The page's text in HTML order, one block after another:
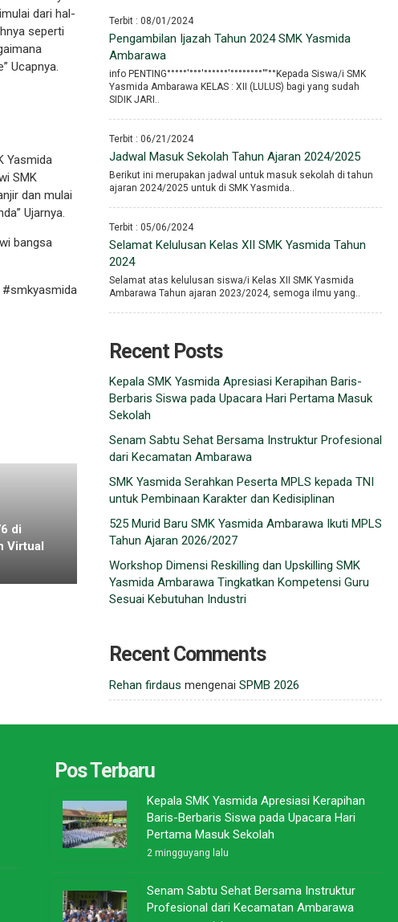
dari hal-
seperti
Ucapnya.
Yasmida
SMK
dan mulai
Ujarnya.
bangsa
di
Virtual
Terbit : 08/01/2024
Pengambilan Ijazah Tahun 2024 SMK Yasmida
Ambarawa
info PENTING°°°°°′°°°′°°°°°°′°°°°°°°°′′′°°Kepada Siswa/i SMK
Yasmida Ambarawa KELAS : XII (LULUS) bagi yang sudah
SIDIK JARI..
Terbit : 06/21/2024
Jadwal Masuk Sekolah Tahun Ajaran 2024/2025
Berikut ini merupakan jadwal untuk masuk sekolah di tahun
ajaran 2024/2025 untuk di SMK Yasmida..
Terbit : 05/06/2024
Selamat Kelulusan Kelas XII SMK Yasmida Tahun
2024
Selamat atas kelulusan siswa/i Kelas XII SMK Yasmida
Ambarawa Tahun ajaran 2023/2024, semoga ilmu yang..
Recent Posts
Kepala SMK Yasmida Apresiasi Kerapihan Baris-
Berbaris Siswa pada Upacara Hari Pertama Masuk
Sekolah
Senam Sabtu Sehat Bersama Instruktur Profesional
dari Kecamatan Ambarawa
SMK Yasmida Serahkan Peserta MPLS kepada TNI
untuk Pembinaan Karakter dan Kedisiplinan
525 Murid Baru SMK Yasmida Ambarawa Ikuti MPLS
Tahun Ajaran 2026/2027
Workshop Dimensi Reskilling dan Upskilling SMK
Yasmida Ambarawa Tingkatkan Kompetensi Guru
Sesuai Kebutuhan Industri
Recent Comments
Rehan firdaus mengenai SPMB 2026
Pos Terbaru
Kepala SMK Yasmida Apresiasi Kerapihan
Baris-Berbaris Siswa pada Upacara Hari
Pertama Masuk Sekolah
2 mingguyang lalu
Senam Sabtu Sehat Bersama Instruktur
Profesional dari Kecamatan Ambarawa